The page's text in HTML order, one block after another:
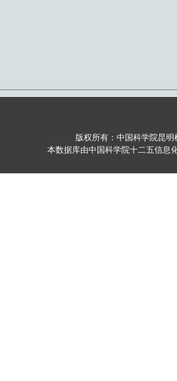
版权所有：中国科学院昆
本数据库由中国科学院十二五信息